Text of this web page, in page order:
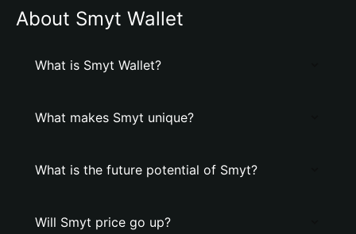
About Smyt Wallet
What is Smyt Wallet?
What makes Smyt unique?
What is the future potential of Smyt?
Will Smyt price go up?